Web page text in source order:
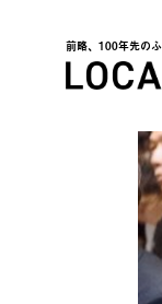
前略、100年先の